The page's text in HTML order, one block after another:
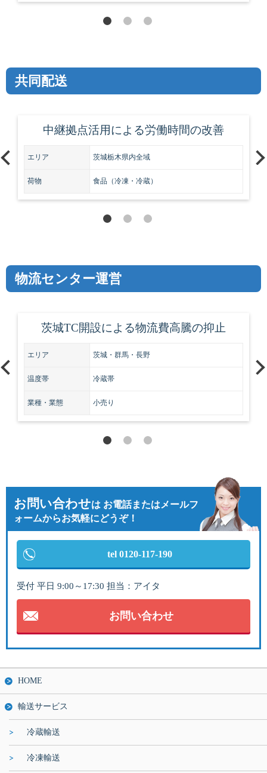
共同配送​
中継拠点活用による労働時間の改善
エリア 茨城栃木県内全域
荷物 食品（冷凍・冷蔵）
物流センター運営
茨城TC開設による物流費高騰の抑止
エリア 茨城・群馬・長野
温度帯 冷蔵帯
業種・業態 小売り
お問い合わせは お電話またはメールフ
ォームからお気軽にどうぞ！
tel 0120-117-190
受付 平日 9:00～17:30 担当：アイタ
お問い合わせ
HOME
輸送サービス
冷蔵輸送
冷凍輸送